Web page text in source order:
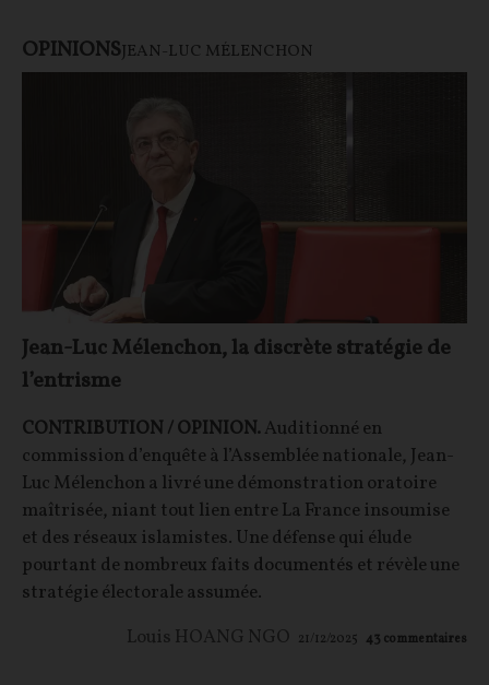
OPINIONSJEAN-LUC MÉLENCHON
Jean-Luc Mélenchon, la discrète stratégie de
l’entrisme
CONTRIBUTION / OPINION.Auditionné en
commission d’enquête à l’Assemblée nationale, Jean-
Luc Mélenchon a livré une démonstration oratoire
maîtrisée, niant tout lien entre La France insoumise
et des réseaux islamistes. Une défense qui élude
pourtant de nombreux faits documentés et révèle une
stratégie électorale assumée.
Louis HOANG NGO 21/12/2025 43 commentaires